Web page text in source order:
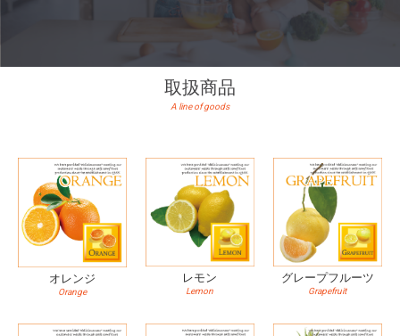
取扱商品
A line of goods
オレンジ
Orange
レモン
Lemon
グレープフルーツ
Grapefruit